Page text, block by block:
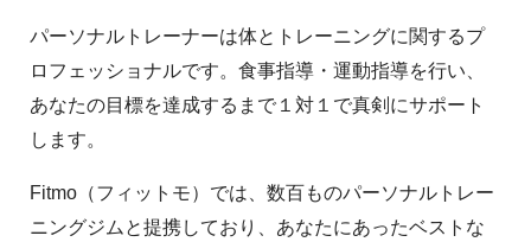
パーソナルトレーナーは体とトレーニングに関するプ
ロフェッショナルです。食事指導・運動指導を行い、
あなたの目標を達成するまで１対１で真剣にサポート
します。
Fitmo（フィットモ）では、数百ものパーソナルトレー
ニングジムと提携しており、あなたにあったベストな